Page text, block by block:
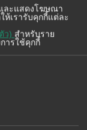
ละแสดงโฆษณา
เรารับคุกกี้แต่ละ
ว) สำหรับราย
ารใช้คุกกี้